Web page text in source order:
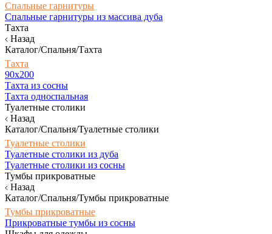
Спальные гарнитуры
Спальные гарнитуры из массива дуба
Тахта
Назад
Каталог/Спальня/Тахта
Тахта
90х200
Тахта из сосны
Тахта односпальная
Туалетные столики
Назад
Каталог/Спальня/Туалетные столики
Туалетные столики
Туалетные столики из дуба
Туалетные столики из сосны
Тумбы прикроватные
Назад
Каталог/Спальня/Тумбы прикроватные
Тумбы прикроватные
Прикроватные тумбы из сосны